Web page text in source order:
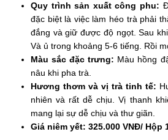
Quy trình sản xuất công phu:
đặc biệt là việc làm héo trà phải
đắng và giữ được độ ngọt. Sau
Và ủ trong khoảng 5-6 tiếng. Rồi
Màu sắc đặc trưng: Màu hồng
nâu khi pha trà.
Hương thơm và vị trà tinh tế:
nhiên và rất dễ chịu. Vị thanh
mang lại sự dễ chịu và thư giãn.
Giá niêm yết: 325.000 VNĐ/ Hộp